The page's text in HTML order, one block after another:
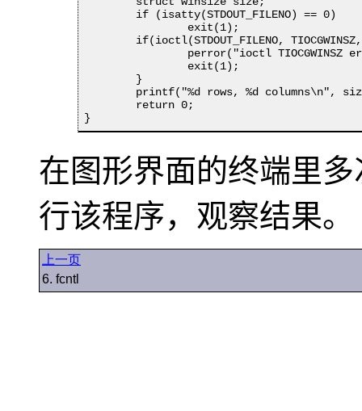
}
在图形界面的终端里
行该程序，观察结果。
上一页
6. fcntl